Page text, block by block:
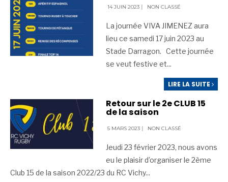
14 JUIN 2023 NON CLASSÉ
La journée VIVA JIMENEZ aura
lieu ce samedi 17 juin 2023 au
Stade Darragon. Cette journée
se veut festive et...
LIRE LA SUITE
Retour sur le 2e CLUB 15
de la saison
5 MARS 2023 NON CLASSÉ
Jeudi 23 février 2023, nous avons
eu le plaisir d’organiser le 2ème
Club 15 de la saison 2022/23 du RC Vichy...